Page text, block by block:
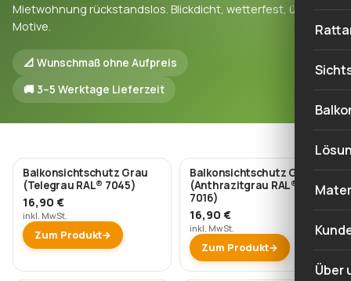
Rot
Blau
Grün
Grau
Über
Mietwohnung rückstandslos. Blickdicht, wetterfest, über 150
Motive.
📐 Wunschmaß ohne Aufpreis
🚚 3–5 Werktage Lieferzeit
Balkonsichtschutz Grau
(Telegrau RAL® 7045)
16,90 €
inkl. MwSt.
Zum Produkt
Balkonsichtschutz Grau
(Anthrazitgrau RAL®
7016)
16,90 €
inkl. MwSt.
Zum Produkt